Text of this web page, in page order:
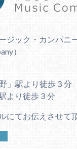
ジック・カンパニ
）
」駅より徒歩３分
より徒歩３分
てお伝えさせて